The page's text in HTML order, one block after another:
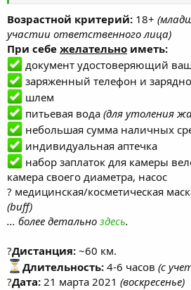
Возрастной критерий: 18+
участии ответственного лица)
При себе желательно иметь:
документ удостоверяющий
заряженный телефон и
шлем
питьевая вода (для утоления
небольшая сумма наличных
индивидуальная аптечка
набор заплаток для камеры
камера своего диаметра, насос
? медицинская/косметическая
(buff)
... более детально здесь.
?Дистанция: ~60 км.
Длительность: 4-6 часов (с
?Дата: 21 марта 2021 (воскресенье)